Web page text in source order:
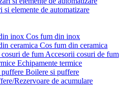
si elemente de automatizare
Cos fum din inox
Cos fum din ceramica
Accesorii cosuri de fum
Echipamente termice
Boilere si puffere